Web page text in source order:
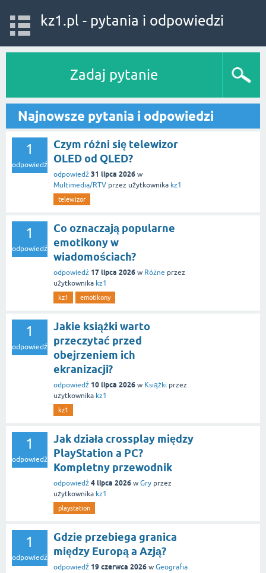
kz1.pl - pytania i odpowiedzi
Zadaj pytanie
Najnowsze pytania i odpowiedzi
1
odpowiedź
Czym różni się telewizor
OLED od QLED?
odpowiedź 31 lipca 2026 w
Multimedia/RTV przez użytkownika kz1
telewizor
1
odpowiedź
Co oznaczają popularne
emotikony w
wiadomościach?
odpowiedź 17 lipca 2026 w Różne przez
użytkownika kz1
kz1 emotikony
1
odpowiedź
Jakie książki warto
przeczytać przed
obejrzeniem ich
ekranizacji?
odpowiedź 10 lipca 2026 w Książki przez
użytkownika kz1
kz1
1
odpowiedź
Jak działa crossplay między
PlayStation a PC?
Kompletny przewodnik
odpowiedź 4 lipca 2026 w Gry przez
użytkownika kz1
playstation
1
odpowiedź
Gdzie przebiega granica
między Europą a Azją?
odpowiedź 19 czerwca 2026 w Geografia